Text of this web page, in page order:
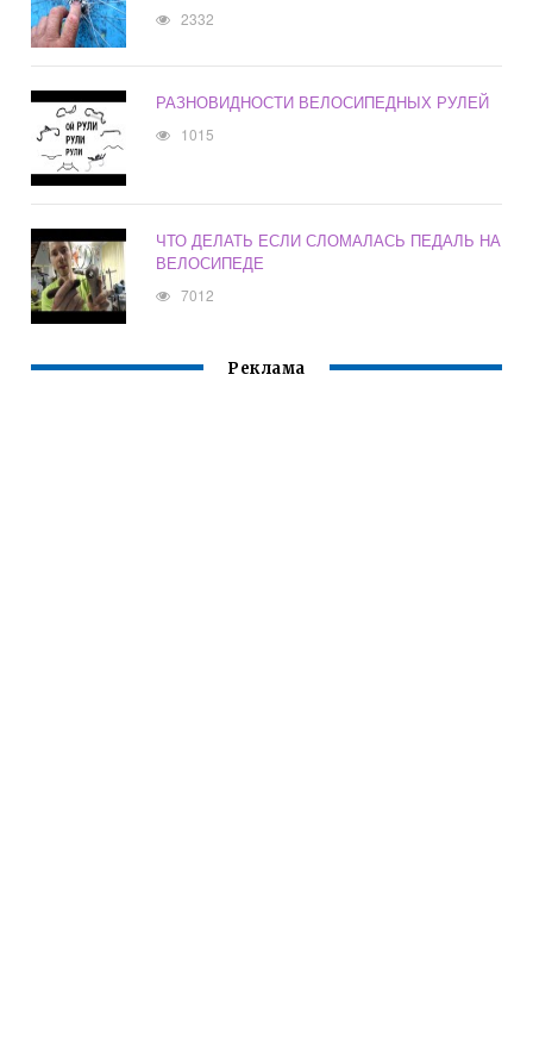
2332
РАЗНОВИДНОСТИ ВЕЛОСИПЕДНЫХ РУЛЕЙ
1015
ЧТО ДЕЛАТЬ ЕСЛИ СЛОМАЛАСЬ ПЕДАЛЬ НА
ВЕЛОСИПЕДЕ
7012
Реклама